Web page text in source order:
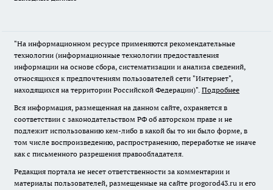
"На информационном ресурсе применяются рекомендательные
технологии (информационные технологии предоставления
информации на основе сбора, систематизации и анализа сведений,
относящихся к предпочтениям пользователей сети "Интернет",
находящихся на территории Российской Федерации)". Подробнее
Вся информация, размещенная на данном сайте, охраняется в
соответствии с законодательством РФ об авторском праве и не
подлежит использованию кем-либо в какой бы то ни было форме, в
том числе воспроизведению, распространению, переработке не иначе
как с письменного разрешения правообладателя.
Редакция портала не несет ответственности за комментарии и
материалы пользователей, размещенные на сайте progorod43.ru и его